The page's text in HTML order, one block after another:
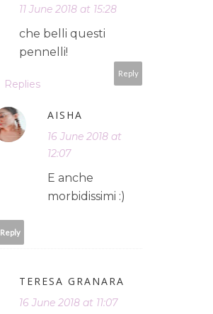
11 June 2018 at 15:28
che belli questi
pennelli!
Reply
Replies
AISHA
16 June 2018 at
12:07
E anche
morbidissimi :)
Reply
TERESA GRANARA
16 June 2018 at 11:07